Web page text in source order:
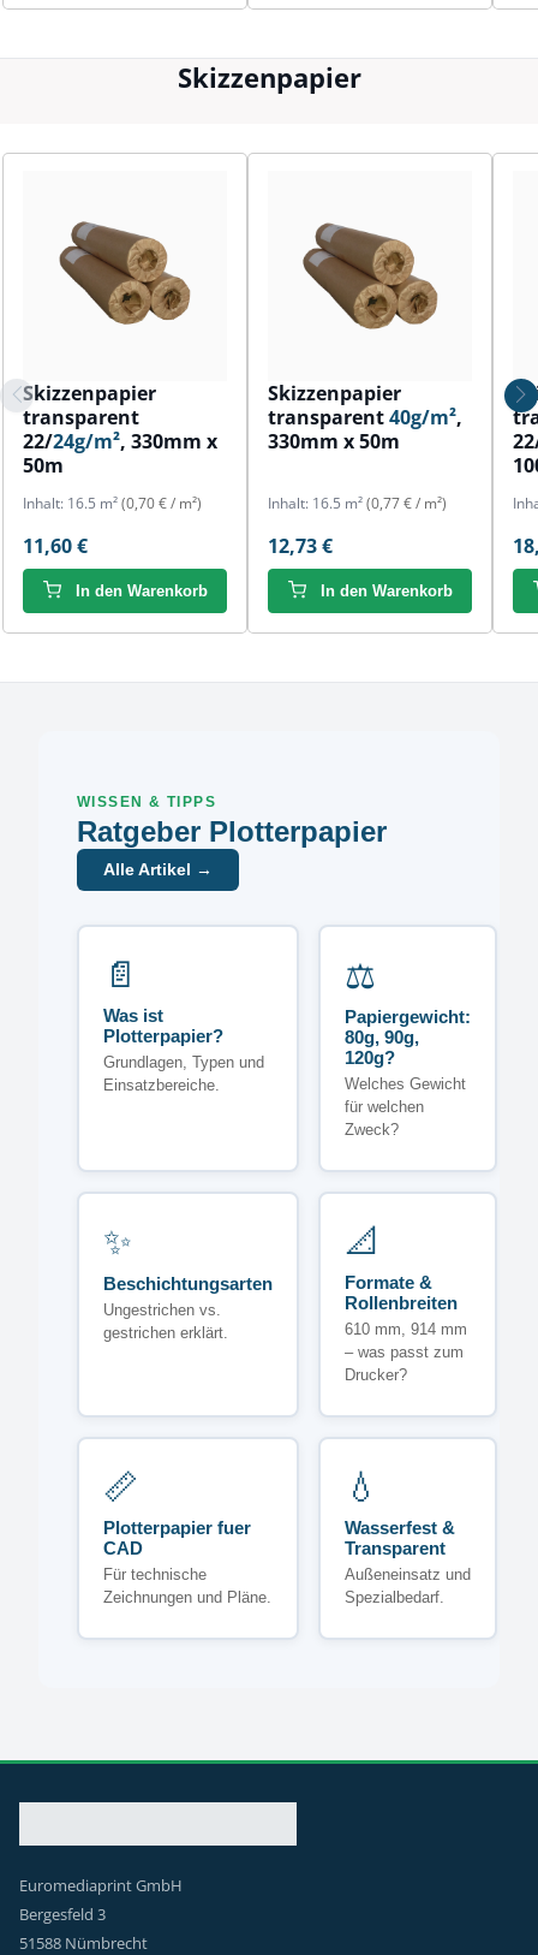
Skizzenpapier
Skizzenpapier
transparent
22/24g/m², 330mm x
50m
Inhalt: 16.5 m²(0,70 € / m²)
11,60 €
In den Warenkorb
Skizzenpapier
transparent40g/m²,
330mm x 50m
Inhalt: 16.5 m²(0,77 € / m²)
12,73 €
In den Warenkorb
WISSEN & TIPPS
Ratgeber Plotterpapier
Alle Artikel →
📄
Was ist
Plotterpapier?
Grundlagen, Typen und
Einsatzbereiche.
⚖️
Papiergewicht:
80g, 90g,
120g?
Welches Gewicht
für welchen
Zweck?
✨
Beschichtungsarten
Ungestrichen vs.
gestrichen erklärt.
📐
Formate &
Rollenbreiten
610 mm, 914 mm
– was passt zum
Drucker?
📏
Plotterpapier fuer
CAD
Für technische
Zeichnungen und Pläne.
💧
Wasserfest &
Transparent
Außeneinsatz und
Spezialbedarf.
Euromediaprint GmbH
Bergesfeld 3
51588 Nümbrecht